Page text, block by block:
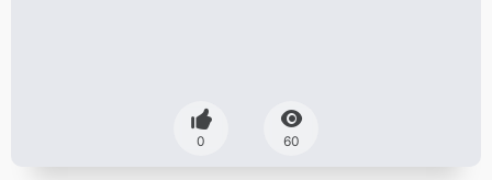
0 60